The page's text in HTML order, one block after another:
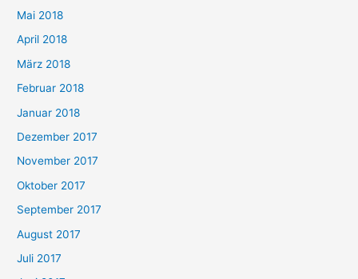
Mai 2018
April 2018
März 2018
Februar 2018
Januar 2018
Dezember 2017
November 2017
Oktober 2017
September 2017
August 2017
Juli 2017